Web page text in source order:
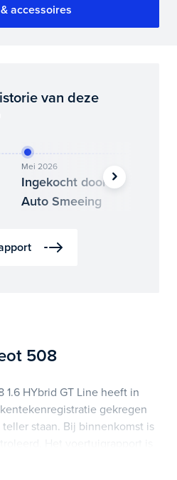
accessoires
van deze
Mei 2026
Ingekocht door
Auto Smeeing
508
HYbrid GT Line heeft in
gekregen
staan. Bij binnenkomst is
en historie te